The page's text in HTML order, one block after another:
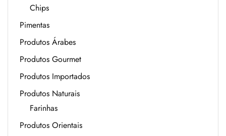
Chips
Pimentas
Produtos Árabes
Produtos Gourmet
Produtos Importados
Produtos Naturais
Farinhas
Produtos Orientais